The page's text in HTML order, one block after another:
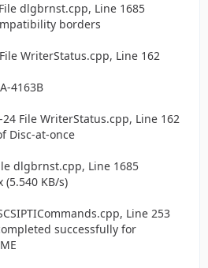
dlgbrnst.cpp, Line 1685
borders
WriterStatus.cpp, Line 162
4163B
-24 File WriterStatus.cpp, Line 162
Disc-at-once
dlgbrnst.cpp, Line 1685
KB/s)
Line 253
successfully for